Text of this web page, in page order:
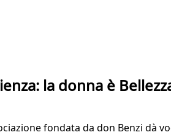
la donna è
fondata da don Benzi dà